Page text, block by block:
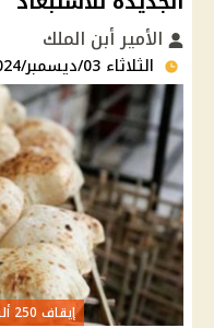
الأمير أبن الملك
الثلاثاء 03/ديسمبر/2024 - 08:23 م
إيقاف 250 ألف بطاقة تموينية بدءًا من ديسمبر 2024